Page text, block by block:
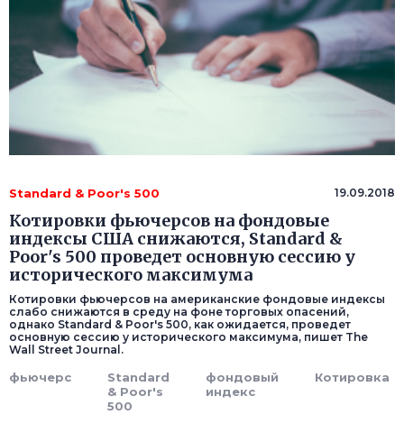
Standard & Poor's 500 19.09.2018
Котировки фьючерсов на фондовые
индексы США снижаются, Standard &
Poor's 500 проведет основную сессию у
исторического максимума
Котировки фьючерсов на американские фондовые индексы
слабо снижаются в среду на фоне торговых опасений,
однако Standard & Poor's 500, как ожидается, проведет
основную сессию у исторического максимума, пишет The
Wall Street Journal.
фьючерс
Standard
& Poor's
500
фондовый
индекс
Котировка